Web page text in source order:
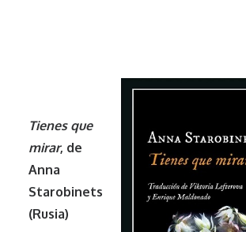
Tienes que
mirar, de
Anna
Starobinets
(Rusia)